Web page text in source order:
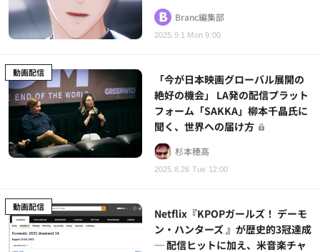
2025.9.1 Mon 9:00
Branc編集部
動画配信
2025.8.26 Tue 12:00
「今が日本映画グローバル展開の
絶好の機会」 LA発の配信プラット
フォーム「SAKKA」柳本千晶氏に
聞く、世界への届け方
杉本穂高
動画配信
Netflix『KPOPガールズ！ デーモ
ン・ハンターズ 』が歴史的3冠達成
─ 配信ヒットに加え、米音楽チャ